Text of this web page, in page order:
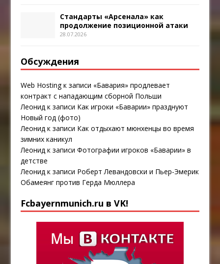
Стандарты «Арсенала» как
продолжение позиционной атаки
28.07.2026
Обсуждения
Web Hostingк записи «Бавария» продлевает
контракт с нападающим сборной Польши
Леонид к записи Как игроки «Баварии» празднуют
Новый год (фото)
Леонид к записи Как отдыхают мюнхенцы во время
зимних каникул
Леонид к записиФотографии игроков «Баварии» в
детстве
Леонид к записи Роберт Левандовски и Пьер-Эмерик
Обамеянг против Герда Мюллера
Fcbayernmunich.ru в VK!